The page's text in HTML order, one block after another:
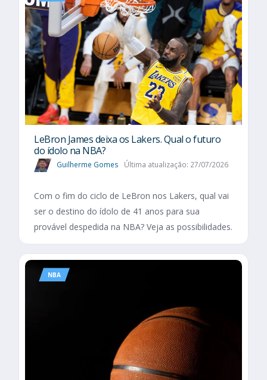
LeBron James deixa os Lakers. Qual o futuro
do ídolo na NBA?
Guilherme Gomes Última atualização: 27/07/2026
Com o fim do ciclo de LeBron nos Lakers, qual vai
ser o destino do ídolo de 41 anos para sua
provável despedida na NBA? Veja as possibilidades.
NBA